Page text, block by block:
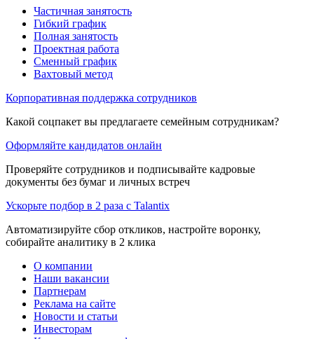
Частичная занятость
Гибкий график
Полная занятость
Проектная работа
Сменный график
Вахтовый метод
Корпоративная поддержка сотрудников
Какой соцпакет вы предлагаете семейным сотрудникам?
Оформляйте кандидатов онлайн
Проверяйте сотрудников и подписывайте кадровые
документы без бумаг и личных встреч
Ускорьте подбор в 2 раза с Talantix
Автоматизируйте сбор откликов, настройте воронку,
собирайте аналитику в 2 клика
О компании
Наши вакансии
Партнерам
Реклама на сайте
Новости и статьи
Инвесторам